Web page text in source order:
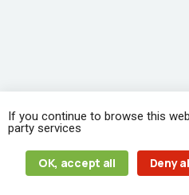
If you continue to browse this
party services
OK, accept all Deny